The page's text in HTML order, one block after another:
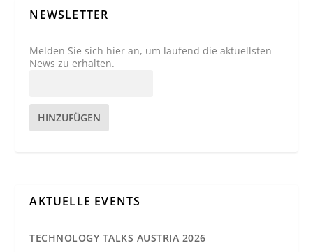
NEWSLETTER
Melden Sie sich hier an, um laufend die aktuellsten
News zu erhalten.
HINZUFÜGEN
AKTUELLE EVENTS
TECHNOLOGY TALKS AUSTRIA 2026